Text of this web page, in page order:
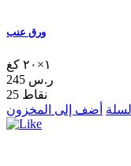
ورق عنب
١×٢٠ كغ
245 ر.س
25 نقاط
أضف إلى المخزون